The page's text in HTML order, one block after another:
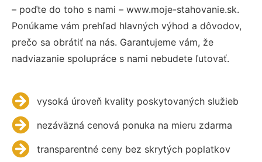
– poďte do toho s nami – www.moje-stahovanie.sk.
Ponúkame vám prehľad hlavných výhod a dôvodov,
prečo sa obrátiť na nás. Garantujeme vám, že
nadviazanie spolupráce s nami nebudete ľutovať.
vysoká úroveň kvality poskytovaných služieb
nezáväzná cenová ponuka na mieru zdarma
transparentné ceny bez skrytých poplatkov